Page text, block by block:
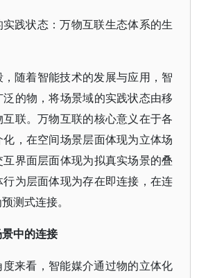
实践状态：万物互联生态体系的生
随着智能技术的发展与应用，智
的物，将场景域的实践状态由移
联。万物互联的核心意义在于各
，在空间场景层面体现为立体场
界面层面体现为拟真实场景的叠
行为层面体现为存在即连接，在连
测式连接。
景中的连接
度来看，智能媒介通过物的立体化